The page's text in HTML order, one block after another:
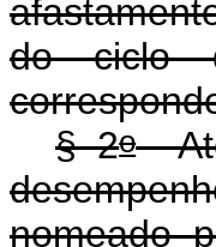
do ciclo
§ 2oAté
nomeado